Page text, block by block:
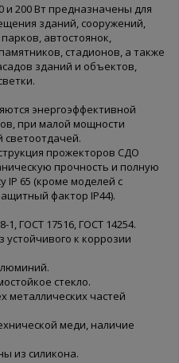
200 Вт предназначены для
зданий, сооружений,
автостоянок,
стадионов, а также
зданий и объектов,
энергоэффективной
при малой мощности
светоотдачей.
прожекторов СДО
прочность и полную
IP 65 (кроме моделей с
фактор IP44).
ГОСТ 17516, ГОСТ 14254.
к коррозии
стекло.
металлических частей
меди, наличие
из силикона.